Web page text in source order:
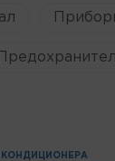
КОНДИЦИОНЕРА